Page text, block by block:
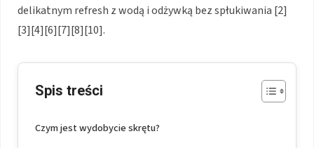
delikatnym refresh z wodą i odżywką bez spłukiwania [2]
[3][4][6][7][8][10].
Spis treści
Czym jest wydobycie skrętu?